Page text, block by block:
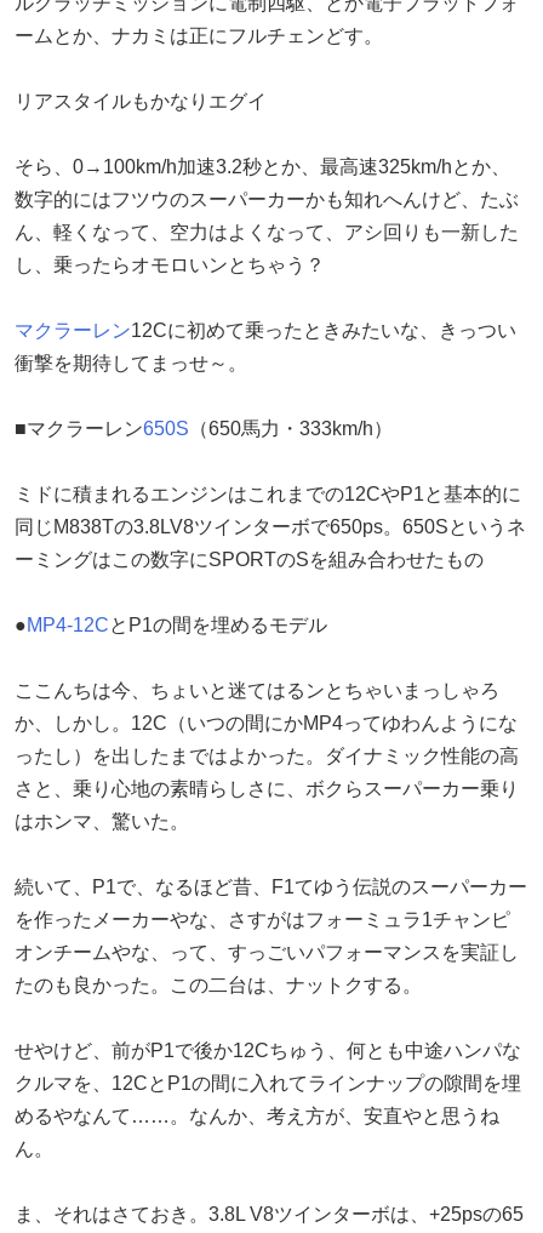
ームとか、ナカミは正にフルチェンどす。
リアスタイルもかなりエグイ
そら、0→100km/h加速3.2秒とか、最高速325km/hとか、
数字的にはフツウのスーパーカーかも知れへんけど、たぶ
ん、軽くなって、空力はよくなって、アシ回りも一新した
し、乗ったらオモロいンとちゃう？
マクラーレン12Cに初めて乗ったときみたいな、きっつい
衝撃を期待してまっせ～。
■マクラーレン650S （650馬力・333km/h）
ミドに積まれるエンジンはこれまでの12CやP1と基本的に
同じM838Tの3.8LV8ツインターボで650ps。650Sというネ
ーミングはこの数字にSPORTのSを組み合わせたもの
●MP4-12CとP1の間を埋めるモデル
ここんちは今、ちょいと迷てはるンとちゃいまっしゃろ
か、しかし。12C（いつの間にかMP4ってゆわんようにな
ったし）を出したまではよかった。ダイナミック性能の高
さと、乗り心地の素晴らしさに、ボクらスーパーカー乗り
はホンマ、驚いた。
続いて、P1で、なるほど昔、F1てゆう伝説のスーパーカー
を作ったメーカーやな、さすがはフォーミュラ1チャンピ
オンチームやな、って、すっごいパフォーマンスを実証し
たのも良かった。この二台は、ナットクする。
せやけど、前がP1で後か12Cちゅう、何とも中途ハンパな
クルマを、12CとP1の間に入れてラインナップの隙間を埋
めるやなんて……。なんか、考え方が、安直やと思うね
ん。
ま、それはさておき。3.8L V8ツインターボは、+25‌psの65